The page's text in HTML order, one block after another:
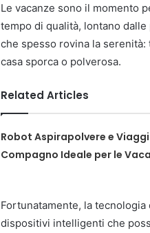
Le vacanze sono il momento
tempo di qualità, lontano dalle
che spesso rovina la
casa sporca o polverosa.
Related Articles
Robot Aspirapolvere e
Compagno Ideale per le
Fortunatamente, la
dispositivi intelligenti che